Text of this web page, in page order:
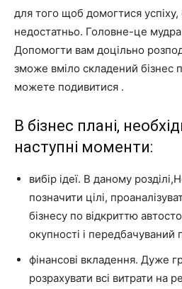
для того щоб домогтися успіху,
недостатньо. Головне-це мудра
Допомогти вам доцільно
зможе вміло складений бізнес
можете подивитися .
В бізнес плані,
наступні моменти:
вибір ідеї. В даному
позначити цілі,
бізнесу по відкриттю
окупності і передбачуваний
фінансові вкладення. Дуже
розрахувати всі витрати на